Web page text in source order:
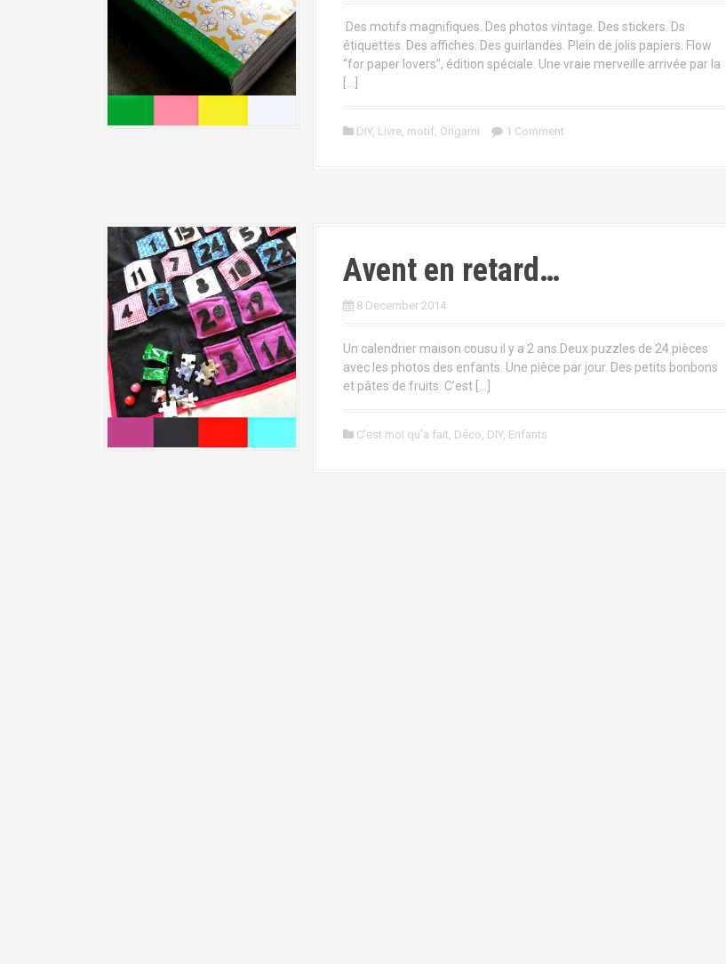
Des motifs magnifiques. Des photos vintage. Des stickers. Ds
étiquettes. Des affiches. Des guirlandes. Plein de jolis papiers. Flow
“for paper lovers”, édition spéciale. Une vraie merveille arrivée par la
DIY, Livre, motif, Origami 1 Comment
Avent en retard…
8 December 2014
Un calendrier maison cousu il y a 2 ans.Deux puzzles de 24 pièces
avec les photos des enfants. Une pièce par jour. Des petits bonbons
et pâtes de fruits. C’est […]
C'est moi qu'a fait, Déco, DIY, Enfants